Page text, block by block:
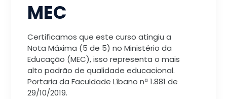
MEC
Certificamos que este curso atingiu a
Nota Máxima (5 de 5) no Ministério da
Educação (MEC), isso representa o mais
alto padrão de qualidade educacional.
Portaria da Faculdade Líbano nª 1.881 de
29/10/2019.